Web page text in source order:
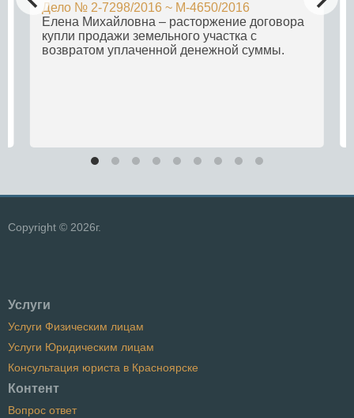
Дело № 2-7298/2016 ~ М-4650/2016
Елена Михайловна – расторжение договора
купли продажи земельного участка с
возвратом уплаченной денежной суммы.
Copyright © 2026г.
Услуги
Услуги Физическим лицам
Услуги Юридическим лицам
Консультация юриста в Красноярске
Контент
Вопрос ответ